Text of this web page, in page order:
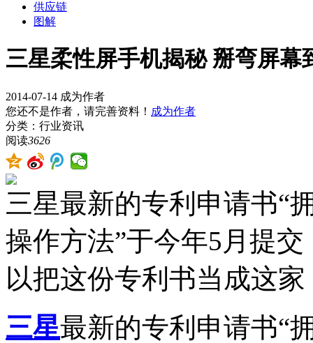
供应链
图解
三星柔性屏手机揭秘 掰弯屏幕
2014-07-14 成为作者
您还不是作者，请完善资料！ 成为作者
分类：行业资讯
阅读3626
三星最新的专利申请书“
操作方法”于今年5月提
以把这份专利书当成这家
三星最新的专利申请书“